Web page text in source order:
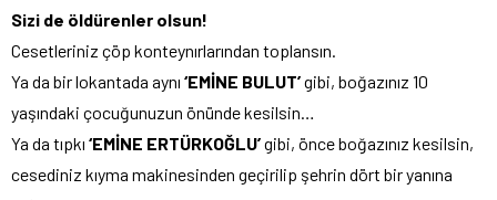
Sizi de öldürenler olsun!
Cesetleriniz çöp konteynırlarından toplansın.
Ya da bir lokantada aynı ‘EMİNE BULUT’gibi, boğazınız 10
yaşındaki çocuğunuzun önünde kesilsin…
Ya da tıpkı ‘EMİNE ERTÜRKOĞLU’gibi, önce boğazınız kesilsin,
cesediniz kıyma makinesinden geçirilip şehrin dört bir yanına